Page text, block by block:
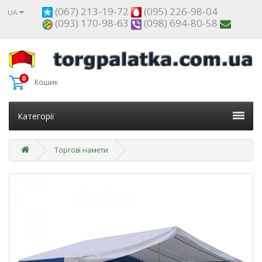
UA (067) 213-19-72
(095) 226-98-04
(093) 170-98-63
(098) 694-80-58
0 Кошик
Категорії
Торгові намети